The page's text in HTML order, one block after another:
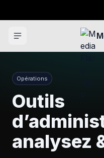
Opérations
Outils
analysez